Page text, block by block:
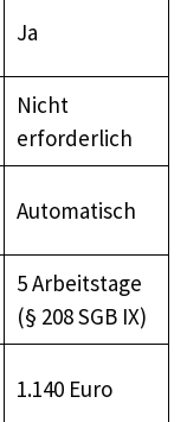
Ja
Nicht
erforderlich
Automatisch
5 Arbeitstage
(§ 208 SGB IX)
1.140 Euro